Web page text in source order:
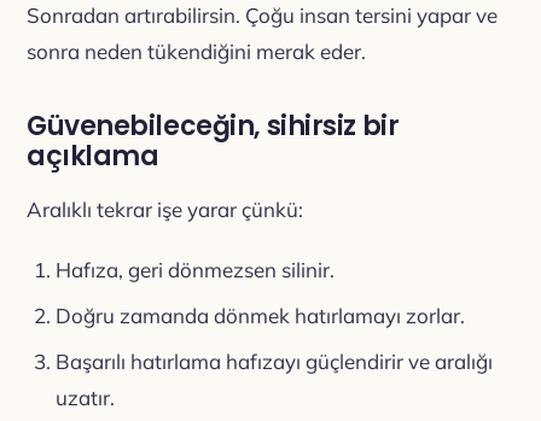
Sonradan artırabilirsin. Çoğu insan tersini yapar ve
sonra neden tükendiğini merak eder.
Güvenebileceğin, sihirsiz bir
açıklama
Aralıklı tekrar işe yarar çünkü:
Hafıza, geri dönmezsen silinir.
Doğru zamanda dönmek hatırlamayı zorlar.
Başarılı hatırlama hafızayı güçlendirir ve aralığı
uzatır.